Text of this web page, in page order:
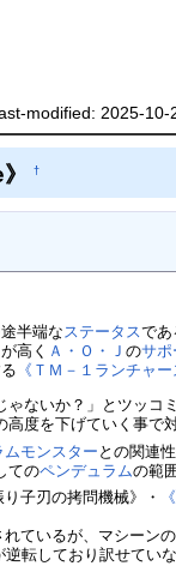
modified: 2025-10-
》†
半端なステータスであ
が高く Ａ・Ｏ・Ｊのサポ
《ＴＭ－１ランチャー
ないか？」とツッコ
度を下げていく事で
ムモンスター との関連
てのペンデュラムの範
り子刃の拷問機械》・
ているが、マシーン
転しており訳せていな